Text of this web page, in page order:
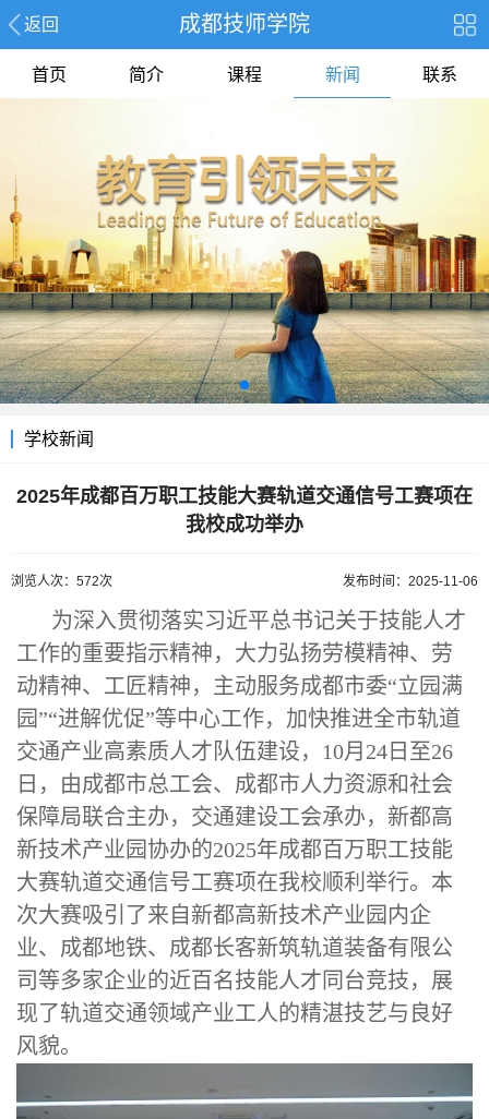
返回 成都技师学院
首页 简介 课程 新闻 联系
学校新闻
2025年成都百万职工技能大赛轨道交通信号工赛项在
我校成功举办
浏览人次：572次 发布时间：2025-11-06
为深入贯彻落实习近平总书记关于技能人才
工作的重要指示精神，大力弘扬劳模精神、劳
动精神、工匠精神，主动服务成都市委“立园满
园”“进解优促”等中心工作，加快推进全市轨道
交通产业高素质人才队伍建设，10月24日至26
日，由成都市总工会、成都市人力资源和社会
保障局联合主办，交通建设工会承办，新都高
新技术产业园协办的2025年成都百万职工技能
大赛轨道交通信号工赛项在我校顺利举行。本
次大赛吸引了来自新都高新技术产业园内企
业、成都地铁、成都长客新筑轨道装备有限公
司等多家企业的近百名技能人才同台竞技，展
现了轨道交通领域产业工人的精湛技艺与良好
风貌。